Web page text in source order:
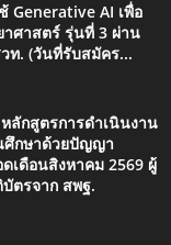
Generative AI เพื่อ
าศาสตร์ รุ่นที่ 3 ผ่าน
ท. (วันที่รับสมัคร...
ลักสูตรการดำเนินงาน
ศึกษาด้วยปัญญา
เดือนสิงหาคม 2569 ผู้
ตรจาก สพฐ.